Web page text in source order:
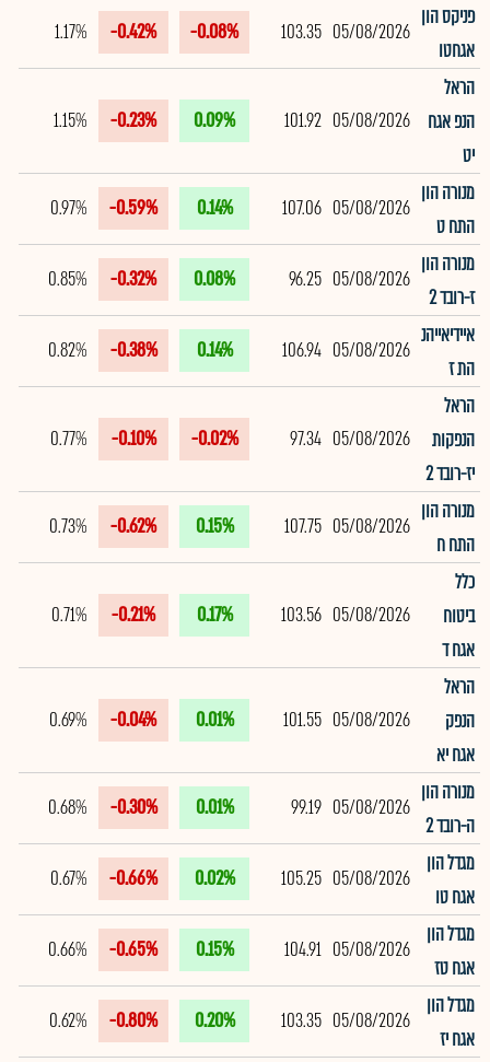
פניקס הון
אגחטו
05/08/2026
103.35
-0.08%
-0.42%
1.17%
הראל
הנפ אגח
יט
05/08/2026
101.92
0.09%
-0.23%
1.15%
מנורה הון
התח ט
05/08/2026
107.06
0.14%
-0.59%
0.97%
מנורה הון
ז-רובד 2
05/08/2026
96.25
0.08%
-0.32%
0.85%
איידיאייהנ
הת ז
05/08/2026
106.94
0.14%
-0.38%
0.82%
הראל
הנפקות
יז-רובד 2
05/08/2026
97.34
-0.02%
-0.10%
0.77%
מנורה הון
התח ח
05/08/2026
107.75
0.15%
-0.62%
0.73%
כלל
ביטוח
אגח ד
05/08/2026
103.56
0.17%
-0.21%
0.71%
הראל
הנפק
אגח יא
05/08/2026
101.55
0.01%
-0.04%
0.69%
מנורה הון
ה-רובד 2
05/08/2026
99.19
0.01%
-0.30%
0.68%
מגדל הון
אגח טו
05/08/2026
105.25
0.02%
-0.66%
0.67%
מגדל הון
אגח טז
05/08/2026
104.91
0.15%
-0.65%
0.66%
מגדל הון
אגח יז
05/08/2026
103.35
0.20%
-0.80%
0.62%